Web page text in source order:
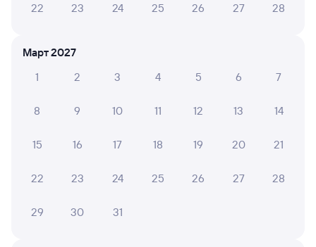
22 23 24 25 26 27 28
Март 2027
1
2 3 4 5 6 7
8 9 10 11 12 13 14
15 16 17 18 19 20 21
22 23 24 25 26 27 28
29 30 31